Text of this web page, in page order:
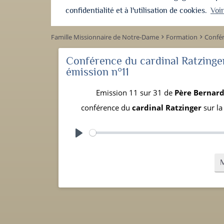
confidentialité et à l'utilisation de cookies.
Famille Missionnaire de Notre-Dame keyboard_arrow_right Formation keyboard_arrow_right
Conférence du cardinal
émission n°11
Emission 11 sur 31 de Père Bernard
conférence du cardinal Ratzinger sur la